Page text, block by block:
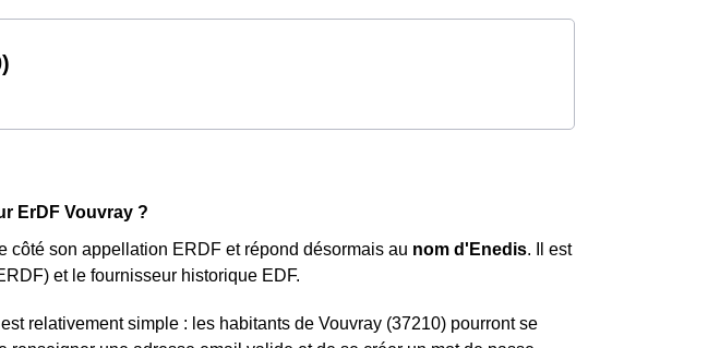
ErDF Vouvray ?
côté son appellation ERDF et répond désormais au nom d'Enedis. Il est
et le fournisseur historique EDF.
relativement simple : les habitants de Vouvray (37210) pourront se